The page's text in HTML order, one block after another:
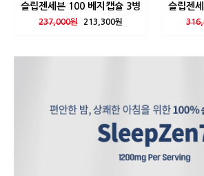
슬립젠세븐 100 베지캡슐 3병
237,000원 213,300원
슬립젠